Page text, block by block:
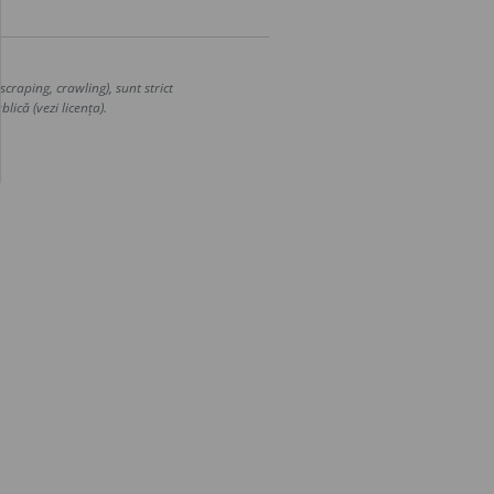
crawling), sunt strict
(vezi licența).